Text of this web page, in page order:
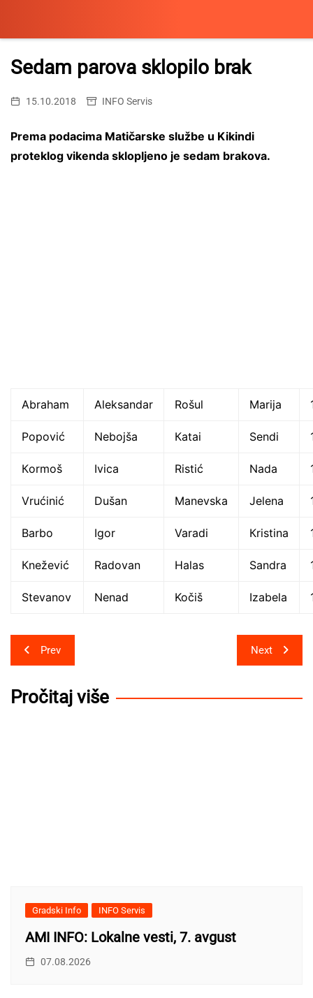
Skip
content
Sedam parova sklopilo brak
15.10.2018 INFO Servis
Prema podacima Matičarske službe u Kikindi
proteklog vikenda sklopljeno je sedam brakova.
Аbraham Аleksandar Rošul Мarija
Popović Nebojša Кatai Sendi
Кormoš Ivica Ristić Nada
Vrućinić Dušan Мanevska Јelena
Barbo Igor Varadi Кristina
Кnežević Radovan Halas Sandra
Stevanov Nenad Kočiš Izabela
Post
navigation
Prev Next
Pročitaj više
Gradski Info INFO Servis
AMI INFO: Lokalne vesti, 7. avgust
07.08.2026